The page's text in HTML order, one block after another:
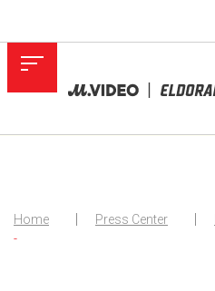
Home Press Center
-